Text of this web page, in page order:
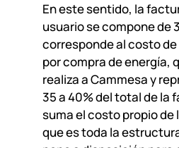
En este sentido, la
usuario se compone de
corresponde al costo
por compra de energía,
realiza a Cammesa y
35 a 40% del total de la
suma el costo propio de
que es toda la